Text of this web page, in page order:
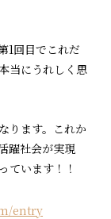
1回目でこれだ
当にうれしく思
ります。これか
躍社会が実現
ています！！
entry